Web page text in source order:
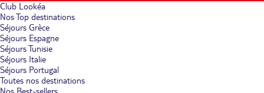
Club Lookéa
Nos Top destinations
Séjours Grèce
Séjours Espagne
Séjours Tunisie
Séjours Italie
Séjours Portugal
Toutes nos destinations